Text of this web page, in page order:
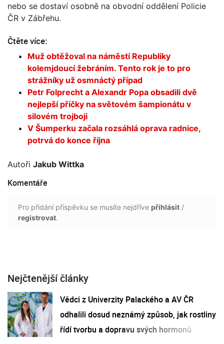
nebo se dostaví osobně na obvodní oddělení Policie
ČR v Zábřehu.
Čtěte více:
Muž obtěžoval na náměstí Republiky
kolemjdoucí žebráním. Tento rok je to pro
strážníky už osmnáctý případ
Petr Folprecht a Alexandr Popa obsadili dvě
nejlepší příčky na světovém šampionátu v
silovém trojboji
V Šumperku začala rozsáhlá oprava radnice,
potrvá do konce října
Autoři Jakub Wittka
Komentáře
Pro přidání příspěvku se musíte nejdříve přihlásit /
registrovat.
Nejčtenější články
Vědci z Univerzity Palackého a AV ČR
odhalili dosud neznámý způsob, jak rostliny
řídí tvorbu a dopravu svých hormonů